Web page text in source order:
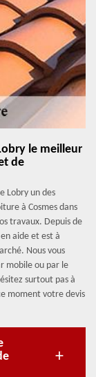
le meilleur
de
Lobry un des
à Cosmes dans
travaux. Depuis de
aide et est à
Nous vous
mobile ou par le
surtout pas à
moment votre devis